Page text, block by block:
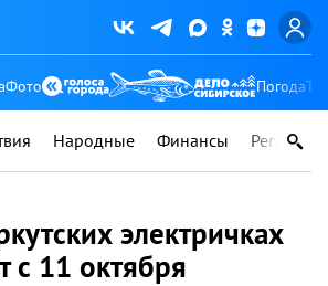
Фото Погода
Народные Финансы Регионы
электричках
с 11 октября